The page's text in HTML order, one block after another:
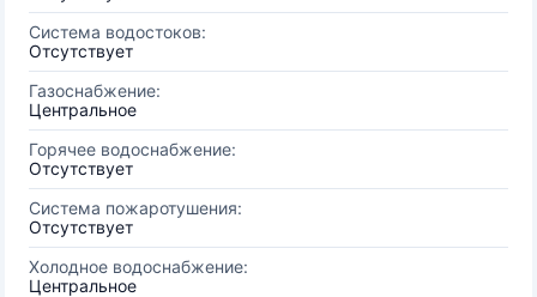
Система водостоков:
Отсутствует
Газоснабжение:
Центральное
Горячее водоснабжение:
Отсутствует
Система пожаротушения:
Отсутствует
Холодное водоснабжение:
Центральное